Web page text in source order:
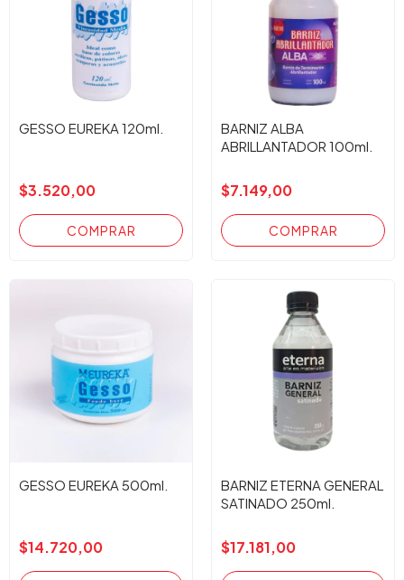
GESSO EUREKA 120ml.
$3.520,00
BARNIZ ALBA
ABRILLANTADOR 100ml.
$7.149,00
GESSO EUREKA 500ml.
$14.720,00
BARNIZ ETERNA GENERAL
SATINADO 250ml.
$17.181,00